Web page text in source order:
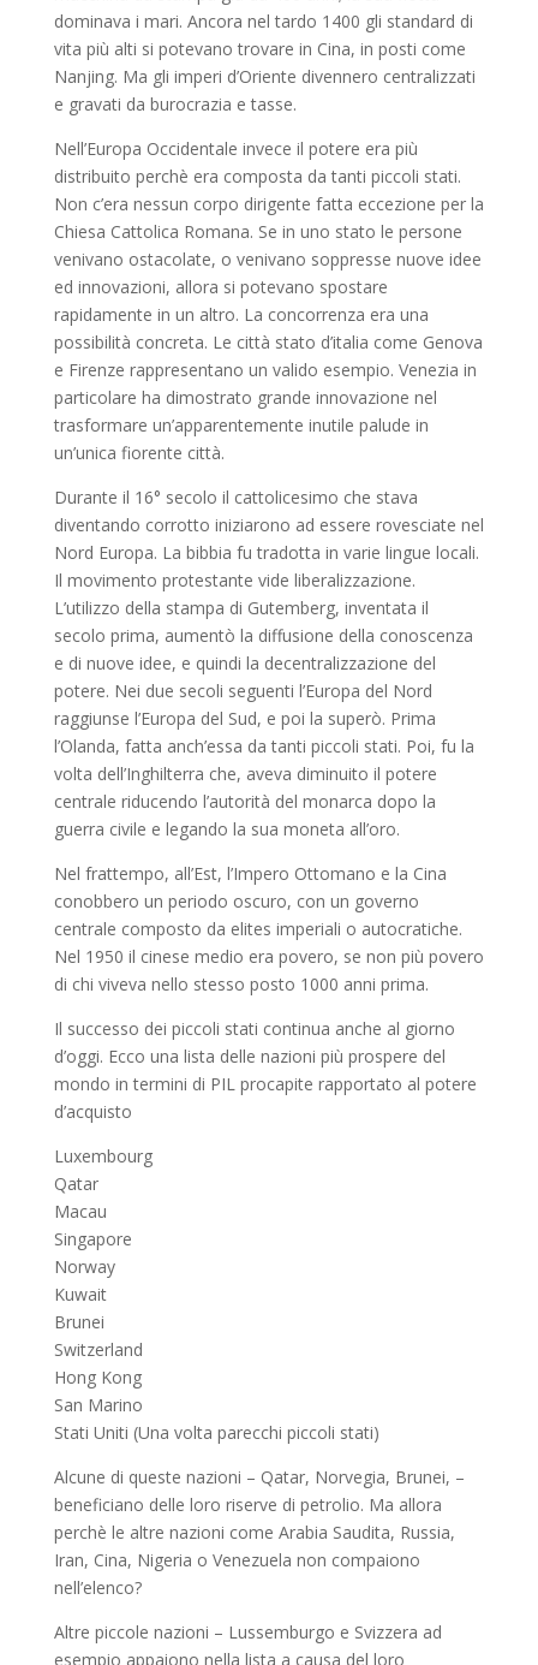
dominava i mari. Ancora nel tardo 1400 gli standard di
vita più alti si potevano trovare in Cina, in posti come
Nanjing. Ma gli imperi d’Oriente divennero centralizzati
e gravati da burocrazia e tasse.
Nell’Europa Occidentale invece il potere era più
distribuito perchè era composta da tanti piccoli stati.
Non c’era nessun corpo dirigente fatta eccezione per la
Chiesa Cattolica Romana. Se in uno stato le persone
venivano ostacolate, o venivano soppresse nuove idee
ed innovazioni, allora si potevano spostare
rapidamente in un altro. La concorrenza era una
possibilità concreta. Le città stato d’italia come Genova
e Firenze rappresentano un valido esempio. Venezia in
particolare ha dimostrato grande innovazione nel
trasformare un’apparentemente inutile palude in
un’unica fiorente città.
Durante il 16° secolo il cattolicesimo che stava
diventando corrotto iniziarono ad essere rovesciate nel
Nord Europa. La bibbia fu tradotta in varie lingue locali.
Il movimento protestante vide liberalizzazione.
L’utilizzo della stampa di Gutemberg, inventata il
secolo prima, aumentò la diffusione della conoscenza
e di nuove idee, e quindi la decentralizzazione del
potere. Nei due secoli seguenti l’Europa del Nord
raggiunse l’Europa del Sud, e poi la superò. Prima
l’Olanda, fatta anch’essa da tanti piccoli stati. Poi, fu la
volta dell’Inghilterra che, aveva diminuito il potere
centrale riducendo l’autorità del monarca dopo la
guerra civile e legando la sua moneta all’oro.
Nel frattempo, all’Est, l’Impero Ottomano e la Cina
conobbero un periodo oscuro, con un governo
centrale composto da elites imperiali o autocratiche.
Nel 1950 il cinese medio era povero, se non più povero
di chi viveva nello stesso posto 1000 anni prima.
Il successo dei piccoli stati continua anche al giorno
d’oggi. Ecco una lista delle nazioni più prospere del
mondo in termini di PIL procapite rapportato al potere
d’acquisto
Luxembourg
Qatar
Macau
Singapore
Norway
Kuwait
Brunei
Switzerland
Hong Kong
San Marino
Stati Uniti (Una volta parecchi piccoli stati)
Alcune di queste nazioni – Qatar, Norvegia, Brunei, –
beneficiano delle loro riserve di petrolio. Ma allora
perchè le altre nazioni come Arabia Saudita, Russia,
Iran, Cina, Nigeria o Venezuela non compaiono
nell’elenco?
Altre piccole nazioni – Lussemburgo e Svizzera ad
esempio appaiono nella lista a causa del loro